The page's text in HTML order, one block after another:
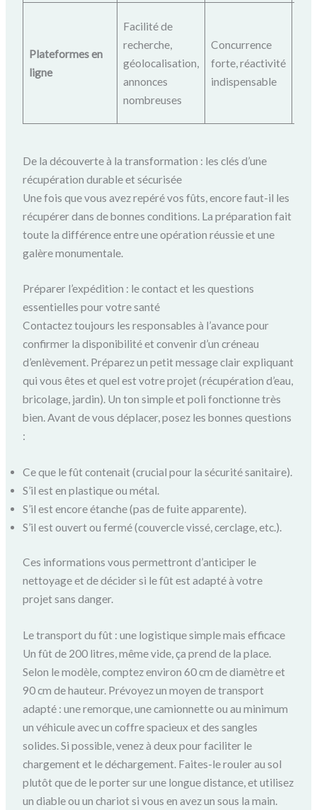
Plateformes en
ligne
Facilité de
recherche,
géolocalisation,
annonces
nombreuses
Concurrence
forte, réactivité
indispensable
De la découverte à la transformation : les clés d’une
récupération durable et sécurisée
Une fois que vous avez repéré vos fûts, encore faut-il les
récupérer dans de bonnes conditions. La préparation fait
toute la différence entre une opération réussie et une
galère monumentale.
Préparer l’expédition : le contact et les questions
essentielles pour votre santé
Contactez toujours les responsables à l’avance pour
confirmer la disponibilité et convenir d’un créneau
d’enlèvement. Préparez un petit message clair expliquant
qui vous êtes et quel est votre projet (récupération d’eau,
bricolage, jardin). Un ton simple et poli fonctionne très
bien. Avant de vous déplacer, posez les bonnes questions
:
Ce que le fût contenait (crucial pour la sécurité sanitaire).
S’il est en plastique ou métal.
S’il est encore étanche (pas de fuite apparente).
S’il est ouvert ou fermé (couvercle vissé, cerclage, etc.).
Ces informations vous permettront d’anticiper le
nettoyage et de décider si le fût est adapté à votre
projet sans danger.
Le transport du fût : une logistique simple mais efficace
Un fût de 200 litres, même vide, ça prend de la place.
Selon le modèle, comptez environ 60 cm de diamètre et
90 cm de hauteur. Prévoyez un moyen de transport
adapté : une remorque, une camionnette ou au minimum
un véhicule avec un coffre spacieux et des sangles
solides. Si possible, venez à deux pour faciliter le
chargement et le déchargement. Faites-le rouler au sol
plutôt que de le porter sur une longue distance, et utilisez
un diable ou un chariot si vous en avez un sous la main.